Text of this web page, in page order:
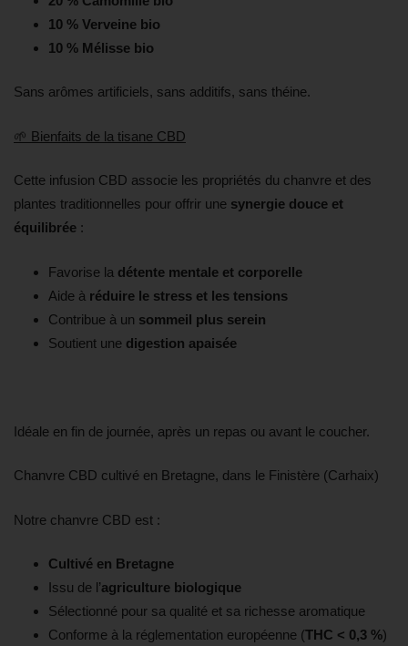
10 % Verveine bio
10 % Mélisse bio
Sans arômes artificiels, sans additifs, sans théine.
🌱 Bienfaits de la tisane CBD
Cette infusion CBD associe les propriétés du chanvre et des
plantes traditionnelles pour offrir une synergie douce et
équilibrée :
Favorise la détente mentale et corporelle
Aide à réduire le stress et les tensions
Contribue à un sommeil plus serein
Soutient une digestion apaisée
Idéale en fin de journée, après un repas ou avant le coucher.
Chanvre CBD cultivé en Bretagne, dans le Finistère (Carhaix)
Notre chanvre CBD est :
Cultivé en Bretagne
Issu de l’agriculture biologique
Sélectionné pour sa qualité et sa richesse aromatique
Conforme à la réglementation européenne (THC < 0,3 %)